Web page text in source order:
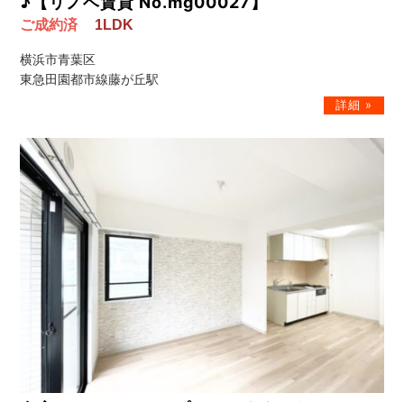
ご成約済 1LDK
横浜市青葉区
東急田園都市線藤が丘駅